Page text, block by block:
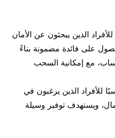
الذين يبحثون عن الأمان
على فائدة مضمونة بناءً
مع إمكانية السحب
للأفراد الذين يرغبون في
ويستهدف توفير وسيلة